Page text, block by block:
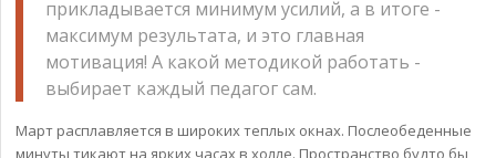
прикладывается минимум усилий, а в итоге -
максимум результата, и это главная
мотивация! А какой методикой работать -
выбирает каждый педагог сам.
Март расплавляется в широких теплых окнах. Послеобеденные
минуты тикают на ярких часах в холле. Пространство будто бы